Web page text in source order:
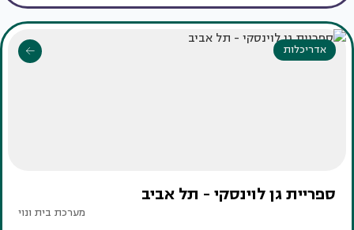
אדריכלות
ספריית גן לוינסקי - תל אביב
מערכת בית ונוי